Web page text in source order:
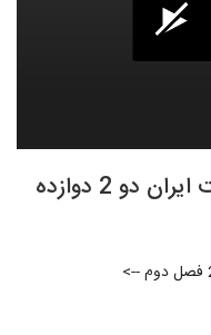
دانلود قسمت 12 سریال ساخت ایران دو 2 دوازده